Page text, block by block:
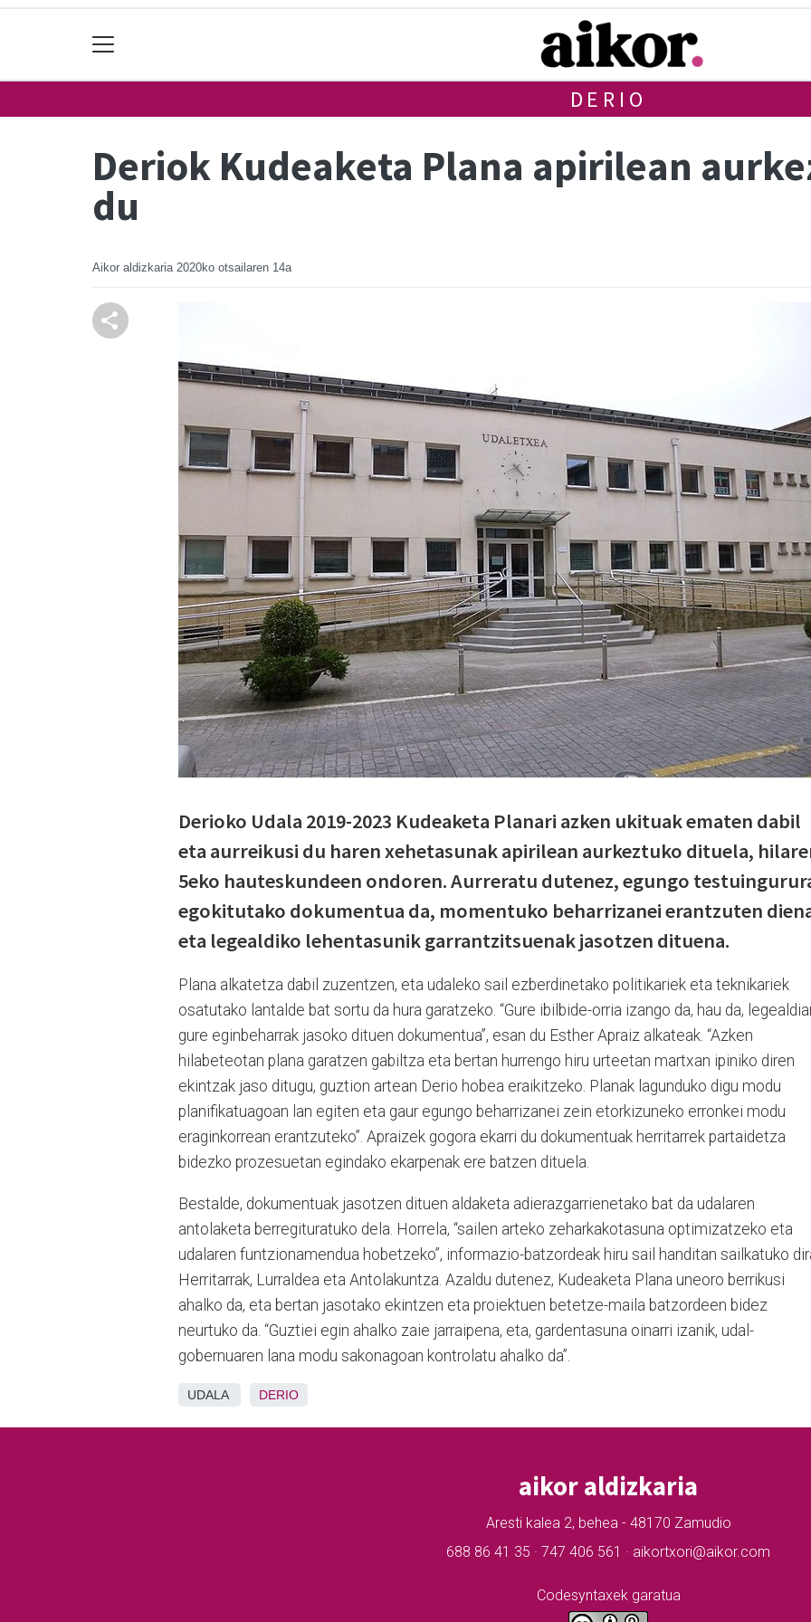
DERIO
Deriok Kudeaketa Plana apirilean
du
Aikor aldizkaria 2020ko otsailaren 14a
Derioko Udala 2019-2023 Kudeaketa Planari azken ukituak ematen dabil
eta aurreikusi du haren xehetasunak apirilean aurkeztuko dituela,
5eko hauteskundeen ondoren. Aurreratu dutenez, egungo
egokitutako dokumentua da, momentuko beharrizanei erantzuten
eta legealdiko lehentasunik garrantzitsuenak jasotzen dituena.
Plana alkatetza dabil zuzentzen, eta udaleko sail ezberdinetako politikariek eta teknikariek
osatutako lantalde bat sortu da hura garatzeko. “Gure ibilbide-orria izango da, hau da,
gure eginbeharrak jasoko dituen dokumentua”, esan du Esther Apraiz alkateak. “Azken
hilabeteotan plana garatzen gabiltza eta bertan hurrengo hiru urteetan martxan ipiniko diren
ekintzak jaso ditugu, guztion artean Derio hobea eraikitzeko. Planak lagunduko digu modu
planifikatuagoan lan egiten eta gaur egungo beharrizanei zein etorkizuneko erronkei modu
eraginkorrean erantzuteko”. Apraizek gogora ekarri du dokumentuak herritarrek partaidetza
bidezko prozesuetan egindako ekarpenak ere batzen dituela.
Bestalde, dokumentuak jasotzen dituen aldaketa adierazgarrienetako bat da udalaren
antolaketa berregituratuko dela. Horrela, “sailen arteko zeharkakotasuna optimizatzeko eta
udalaren funtzionamendua hobetzeko”, informazio-batzordeak hiru sail handitan sailkatuko
Herritarrak, Lurraldea eta Antolakuntza. Azaldu dutenez, Kudeaketa Plana uneoro berrikusi
ahalko da, eta bertan jasotako ekintzen eta proiektuen betetze-maila batzordeen bidez
neurtuko da. “Guztiei egin ahalko zaie jarraipena, eta, gardentasuna oinarri izanik, udal-
gobernuaren lana modu sakonagoan kontrolatu ahalko da”.
UDALA DERIO
aikor aldizkaria
Aresti kalea 2, behea - 48170 Zamudio
688 86 41 35 · 747 406 561 · aikortxori@aikor.com
Codesyntaxek garatua